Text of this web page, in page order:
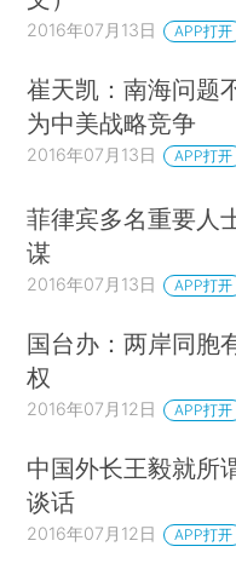
2016年07月13日 APP打开
崔天凯：南海问题
为中美战略竞争
2016年07月13日 APP打开
菲律宾多名重要人
谋
2016年07月13日 APP打开
国台办：两岸同胞
权
2016年07月12日 APP打开
中国外长王毅就所
谈话
2016年07月12日 APP打开